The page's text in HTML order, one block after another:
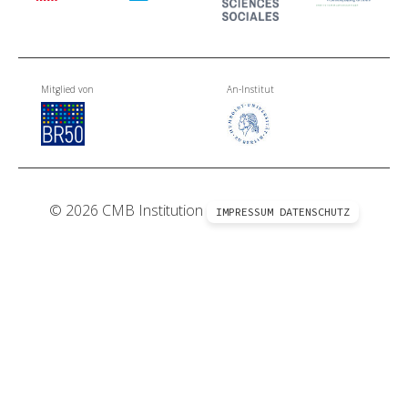
Mitglied von An-Institut
© 2026 CMB Institution IMPRESSUM DATENSCHUTZ